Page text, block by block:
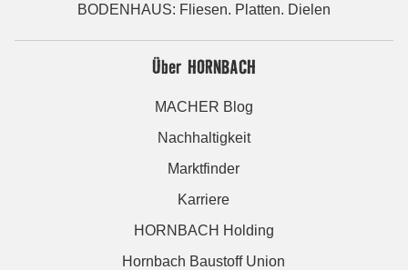
BODENHAUS: Fliesen. Platten. Dielen
Über HORNBACH
MACHER Blog
Nachhaltigkeit
Marktfinder
Karriere
HORNBACH Holding
Hornbach Baustoff Union